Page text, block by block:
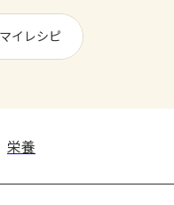
マイレシピ
栄養